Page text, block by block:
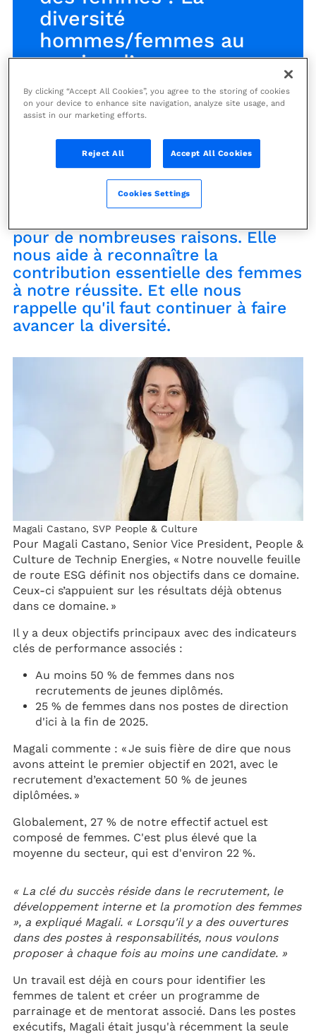
diversité
hommes/femmes au
service d’une
organisation
performante
Actualités
La Journée internationale des
pour de nombreuses raisons. Elle
nous aide à reconnaître la
contribution essentielle des femmes
à notre réussite. Et elle nous
rappelle qu'il faut continuer à faire
avancer la diversité.
Magali Castano, SVP People & Culture
Pour Magali Castano, Senior Vice President, People &
Culture de Technip Energies, « Notre nouvelle feuille
de route ESG définit nos objectifs dans ce domaine.
Ceux-ci s’appuient sur les résultats déjà obtenus
dans ce domaine. »
Il y a deux objectifs principaux avec des indicateurs
clés de performance associés :
Au moins 50 % de femmes dans nos
recrutements de jeunes diplômés.
25 % de femmes dans nos postes de direction
d'ici à la fin de 2025.
Magali commente : « Je suis fière de dire que nous
avons atteint le premier objectif en 2021, avec le
recrutement d’exactement 50 % de jeunes
diplômées. »
Globalement, 27 % de notre effectif actuel est
composé de femmes. C'est plus élevé que la
moyenne du secteur, qui est d'environ 22 %.
« La clé du succès réside dans le recrutement, le
développement interne et la promotion des femmes
», a expliqué Magali. « Lorsqu'il y a des ouvertures
dans des postes à responsabilités, nous voulons
proposer à chaque fois au moins une candidate. »
Un travail est déjà en cours pour identifier les
femmes de talent et créer un programme de
parrainage et de mentorat associé. Dans les postes
exécutifs, Magali était jusqu'à récemment la seule
By clicking “Accept All Cookies”, you agree to the storing of cookies
on your device to enhance site navigation, analyze site usage, and
assist in our marketing efforts.
Reject All Accept All Cookies
Cookies Settings